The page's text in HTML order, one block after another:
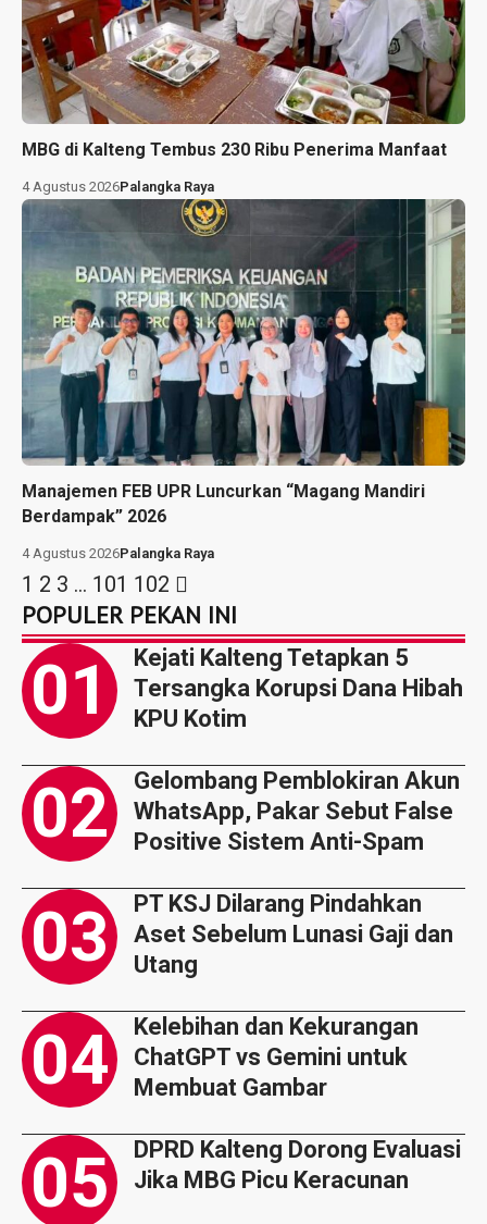
MBG di Kalteng Tembus 230 Ribu Penerima Manfaat
4 Agustus 2026Palangka Raya
Manajemen FEB UPR Luncurkan “Magang Mandiri
Berdampak” 2026
4 Agustus 2026Palangka Raya
1 2 3 … 101 102
POPULER PEKAN INI
Kejati Kalteng Tetapkan 5
Tersangka Korupsi Dana Hibah
KPU Kotim
Gelombang Pemblokiran Akun
WhatsApp, Pakar Sebut False
Positive Sistem Anti-Spam
PT KSJ Dilarang Pindahkan
Aset Sebelum Lunasi Gaji dan
Utang
Kelebihan dan Kekurangan
ChatGPT vs Gemini untuk
Membuat Gambar
DPRD Kalteng Dorong Evaluasi
Jika MBG Picu Keracunan